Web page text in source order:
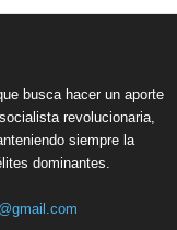
busca hacer un aporte
revolucionaria,
siempre la
dominantes.